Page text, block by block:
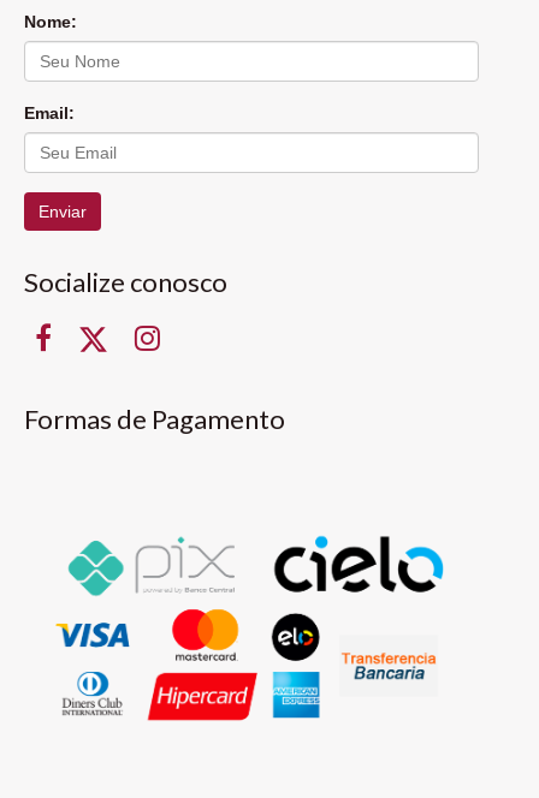
Nome:
Email:
Enviar
Socialize conosco
Formas de Pagamento